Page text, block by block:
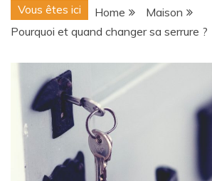
Vous êtes ici Home
Maison
Pourquoi et quand changer sa serrure ?